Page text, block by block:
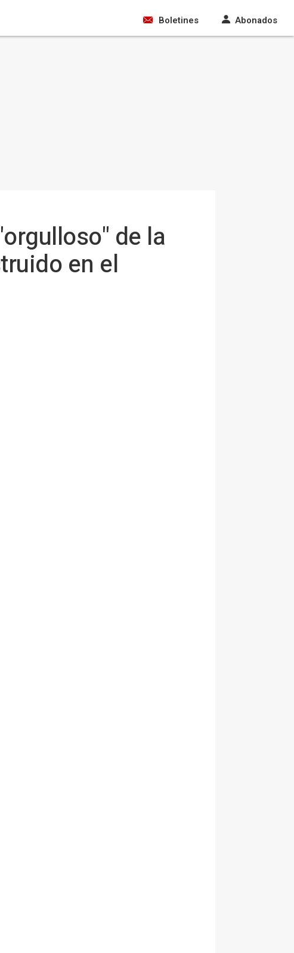
Boletines Abonados
de la
en el